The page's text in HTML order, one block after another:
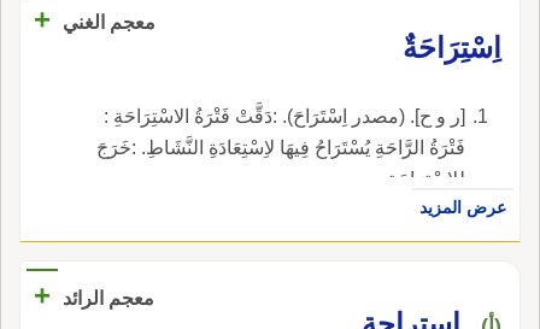
معجم الغني
+
اِسْتِرَاحَةٌ
[ر و ح]. (مصدر اِسْتَرَاحَ). :دَقَّتْ فَتْرَةُ الاسْتِرَاحَةِ :
فَتْرَةُ الرَّاحَةِ يُسْتَرَاحُ فِيهَا لاِسْتِعَادَةِ النَّشَاطِ. :خَرَجَ
للاِسْتِرَاحَةِ.
عرض المزيد
معجم الرائد +